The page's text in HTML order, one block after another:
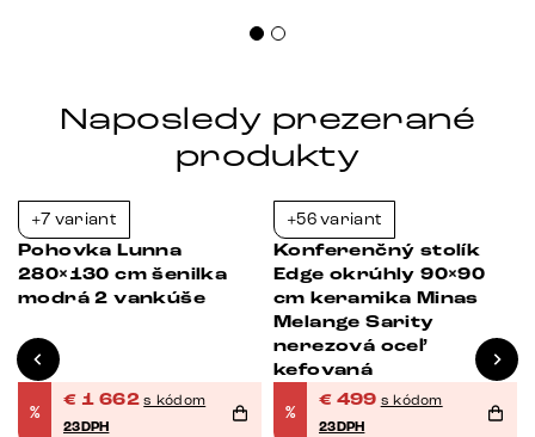
Naposledy prezerané
produkty
+7 variant
Pohovka Lunna
280×130 cm šenilka
modrá 2 vankúše
%
€ 1 662 s kódom
23DPH
+56 variant
Konferenčný stolík
Edge okrúhly 90×90
cm keramika Minas
Melange Sarity
nerezová oceľ
kefovaná
%
€ 499 s kódom
23DPH